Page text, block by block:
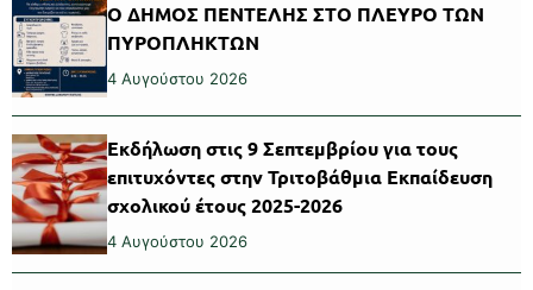
Ο ΔΗΜΟΣ ΠΕΝΤΕΛΗΣ ΣΤΟ ΠΛΕΥΡΟ ΤΩΝ
ΠΥΡΟΠΛΗΚΤΩΝ
4 Αυγούστου 2026
Εκδήλωση στις 9 Σεπτεμβρίου για τους
επιτυχόντες στην Τριτοβάθμια Εκπαίδευση
σχολικού έτους 2025-2026
4 Αυγούστου 2026